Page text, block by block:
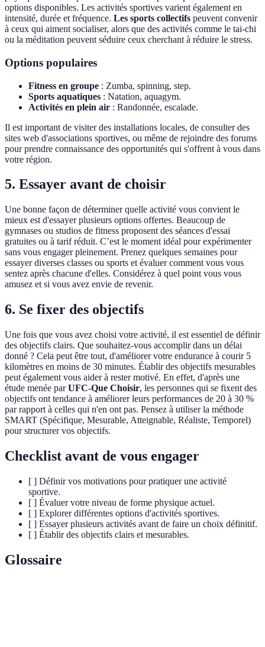
options disponibles. Les activités sportives varient également en
intensité, durée et fréquence. Les sports collectifs peuvent convenir
à ceux qui aiment socialiser, alors que des activités comme le tai-chi
ou la méditation peuvent séduire ceux cherchant à réduire le stress.
Options populaires
Fitness en groupe : Zumba, spinning, step.
Sports aquatiques : Natation, aquagym.
Activités en plein air : Randonnée, escalade.
Il est important de visiter des installations locales, de consulter des
sites web d'associations sportives, ou même de rejoindre des forums
pour prendre connaissance des opportunités qui s'offrent à vous dans
votre région.
5. Essayer avant de choisir
Une bonne façon de déterminer quelle activité vous convient le
mieux est d'essayer plusieurs options offertes. Beaucoup de
gymnases ou studios de fitness proposent des séances d'essai
gratuites ou à tarif réduit. C’est le moment idéal pour expérimenter
sans vous engager pleinement. Prenez quelques semaines pour
essayer diverses classes ou sports et évaluer comment vous vous
sentez après chacune d'elles. Considérez à quel point vous vous
amusez et si vous avez envie de revenir.
6. Se fixer des objectifs
Une fois que vous avez choisi votre activité, il est essentiel de définir
des objectifs clairs. Que souhaitez-vous accomplir dans un délai
donné ? Cela peut être tout, d'améliorer votre endurance à courir 5
kilomètres en moins de 30 minutes. Établir des objectifs mesurables
peut également vous aider à rester motivé. En effet, d'après une
étude menée parUFC-Que Choisir, les personnes qui se fixent des
objectifs ont tendance à améliorer leurs performances de 20 à 30 %
par rapport à celles qui n'en ont pas. Pensez à utiliser la méthode
SMART (Spécifique, Mesurable, Atteignable, Réaliste, Temporel)
pour structurer vos objectifs.
Checklist avant de vous engager
[ ] Définir vos motivations pour pratiquer une activité
sportive.
[ ] Évaluer votre niveau de forme physique actuel.
[ ] Explorer différentes options d'activités sportives.
[ ] Essayer plusieurs activités avant de faire un choix définitif.
[ ] Établir des objectifs clairs et mesurables.
Glossaire